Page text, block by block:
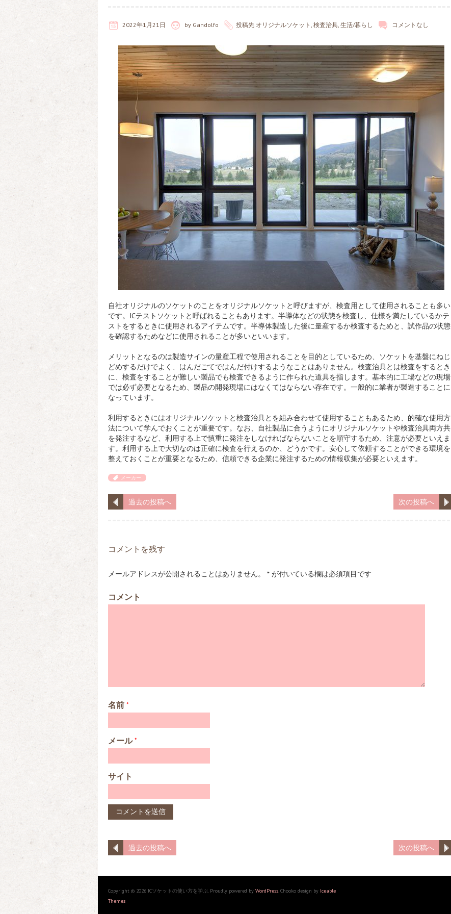
2022年1月21日 by Gandolfo 投稿先 オリジナルソケット 検査治具 生活/暮らし コメントなし
自社オリジナルのソケットのことをオリジナルソケットと呼びますが、検査用として使用されることも多い
です。 ICテストソケットと呼ばれることもあります。半導体などの状態を検査し、仕様を満たしているかテ
ストをするときに使用されるアイテムです。半導体製造した後に量産するか検査するためと、試作品の状態
を確認するためなどに使用されることが多いといいます。
メリットとなるのは製造サインの量産工程で使用されることを目的としているため、ソケットを基盤にねじ
どめするだけでよく、はんだごてではんだ付けするようなことはありません。検査治具とは検査をするとき
に、検査をすることが難しい製品でも検査できるように作られた道具を指します。基本的に工場などの現場
では必ず必要となるため、製品の開発現場にはなくてはならない存在です。一般的に業者が製造することに
なっています。
利用するときにはオリジナルソケットと検査治具とを組み合わせて使用することもあるため、的確な使用方
法について学んでおくことが重要です。なお、自社製品に合うようにオリジナルソケットや検査治具両方共
を発注するなど、利用する上で慎重に発注をしなければならないことを順守するため、注意が必要といえま
す。利用する上で大切なのは正確に検査を行えるのか、どうかです。安心して依頼することができる環境を
整えておくことが重要となるため、信頼できる企業に発注するための情報収集が必要といえます。
メーカー
過去の投稿へ 次の投稿へ
コメントを残す
メールアドレスが公開されることはありません。 * が付いている欄は必須項目です
コメント
名前 *
メール*
サイト
過去の投稿へ 次の投稿へ
Copyright © 2026 ICソケットの使い方を学ぶ. Proudly powered by WordPress. Chooko design by Iceable
Themes